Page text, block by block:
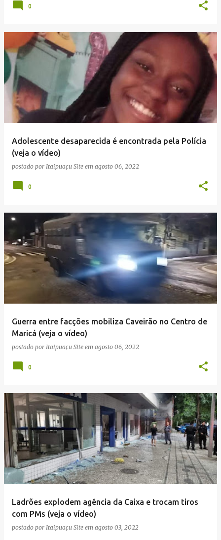
0
Adolescente desaparecida é encontrada pela Polícia
(veja o vídeo)
postado por Itaipuaçu Site em agosto 06, 2022
0
Guerra entre facções mobiliza Caveirão no Centro de
Maricá (veja o vídeo)
postado por Itaipuaçu Site em agosto 06, 2022
0
Ladrões explodem agência da Caixa e trocam tiros
com PMs (veja o vídeo)
postado por Itaipuaçu Site em agosto 03, 2022